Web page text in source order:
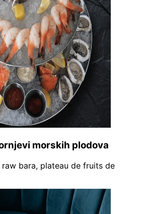
morskih plodova
bara, plateau de fruits de